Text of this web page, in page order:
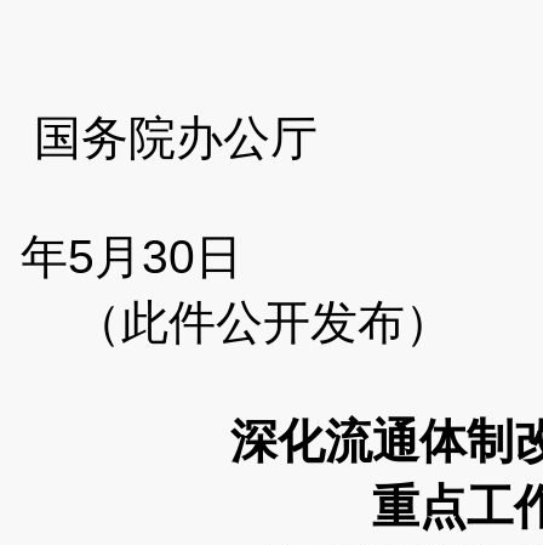
国务院办公厅
年5月30日
（此件公开发布）
深化流通体制
重点工